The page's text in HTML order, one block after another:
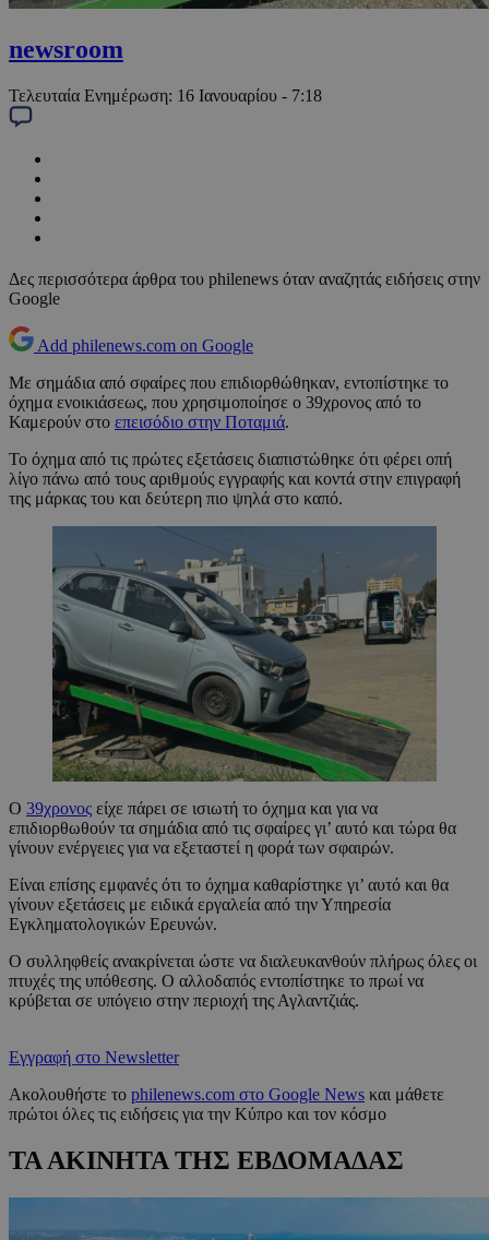
newsroom
Τελευταία Ενημέρωση: 16 Ιανουαρίου - 7:18
Δες περισσότερα άρθρα του philenews όταν αναζητάς ειδήσεις στην
Google
Add philenews.com on Google
Με σημάδια από σφαίρες που επιδιορθώθηκαν, εντοπίστηκε το
όχημα ενοικιάσεως, που χρησιμοποίησε ο 39χρονος από το
Καμερούν στο επεισόδιο στην Ποταμιά.
Το όχημα από τις πρώτες εξετάσεις διαπιστώθηκε ότι φέρει οπή
λίγο πάνω από τους αριθμούς εγγραφής και κοντά στην επιγραφή
της μάρκας του και δεύτερη πιο ψηλά στο καπό.
Ο 39χρονος είχε πάρει σε ισιωτή το όχημα και για να
επιδιορθωθούν τα σημάδια από τις σφαίρες γι’ αυτό και τώρα θα
γίνουν ενέργειες για να εξεταστεί η φορά των σφαιρών.
Είναι επίσης εμφανές ότι το όχημα καθαρίστηκε γι’ αυτό και θα
γίνουν εξετάσεις με ειδικά εργαλεία από την Υπηρεσία
Εγκληματολογικών Ερευνών.
Ο συλληφθείς ανακρίνεται ώστε να διαλευκανθούν πλήρως όλες οι
πτυχές της υπόθεσης. Ο αλλοδαπός εντοπίστηκε το πρωί να
κρύβεται σε υπόγειο στην περιοχή της Αγλαντζιάς.
Εγγραφή στο Newsletter
Ακολουθήστε το philenews.com στο Google News και μάθετε
πρώτοι όλες τις ειδήσεις για την Κύπρο και τον κόσμο
ΤΑ ΑΚΙΝΗΤΑ ΤΗΣ ΕΒΔΟΜΑΔΑΣ